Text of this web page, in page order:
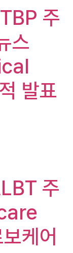
주
스
발표
주
케어